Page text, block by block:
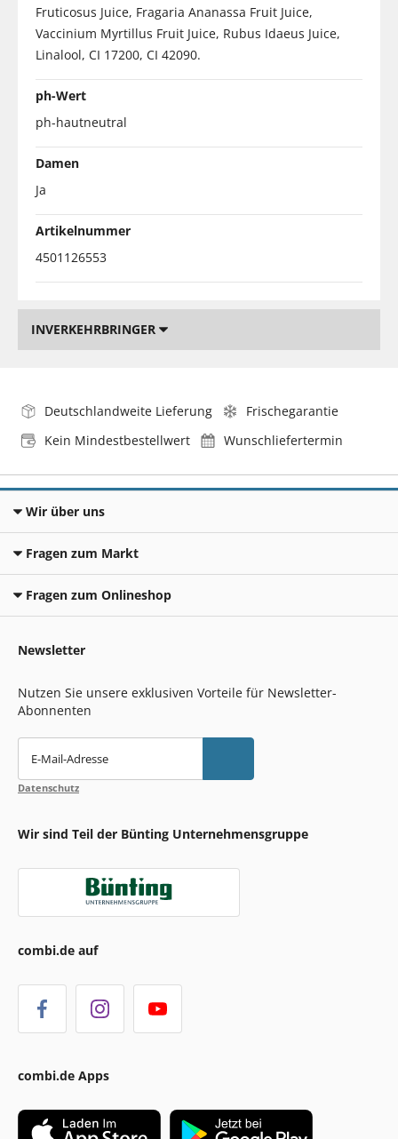
Fruticosus Juice, Fragaria Ananassa Fruit Juice,
Vaccinium Myrtillus Fruit Juice, Rubus Idaeus Juice,
Linalool, CI 17200, CI 42090.
ph-Wert
ph-hautneutral
Damen
Ja
Artikelnummer
4501126553
INVERKEHRBRINGER
Deutschlandweite Lieferung
Frischegarantie
Kein Mindestbestellwert
Wunschliefertermin
Wir über uns
Fragen zum Markt
Fragen zum Onlineshop
Newsletter
Nutzen Sie unsere exklusiven Vorteile für Newsletter-
Abonnenten
E-Mail-Adresse
Datenschutz
Wir sind Teil der Bünting Unternehmensgruppe
combi.de auf
combi.de Apps